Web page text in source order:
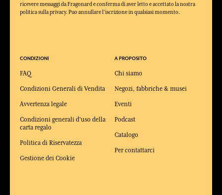
ricevere messaggi da Fragonard e conferma di aver letto e accettato la nostra
politica sulla privacy. Puo annullare l'iscrizione in qualsiasi momento.
CONDIZIONI
FAQ
Condizioni Generali di Vendita
Avvertenza legale
Condizioni generali d'uso della
carta regalo
Politica di Riservatezza
Gestione dei Cookie
A PROPOSITO
Chi siamo
Negozi, fabbriche & musei
Eventi
Podcast
Catalogo
Per contattarci